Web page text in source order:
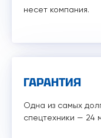
несет компания.
ГАРАНТИЯ
Одна из самых
спецтехники — 24